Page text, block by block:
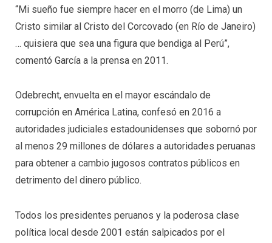
“Mi sueño fue siempre hacer en el morro (de Lima) un
Cristo similar al Cristo del Corcovado (en Río de Janeiro)
… quisiera que sea una figura que bendiga al Perú”,
comentó García a la prensa en 2011.
Odebrecht, envuelta en el mayor escándalo de
corrupción en América Latina, confesó en 2016 a
autoridades judiciales estadounidenses que sobornó por
al menos 29 millones de dólares a autoridades peruanas
para obtener a cambio jugosos contratos públicos en
detrimento del dinero público.
Todos los presidentes peruanos y la poderosa clase
política local desde 2001 están salpicados por el